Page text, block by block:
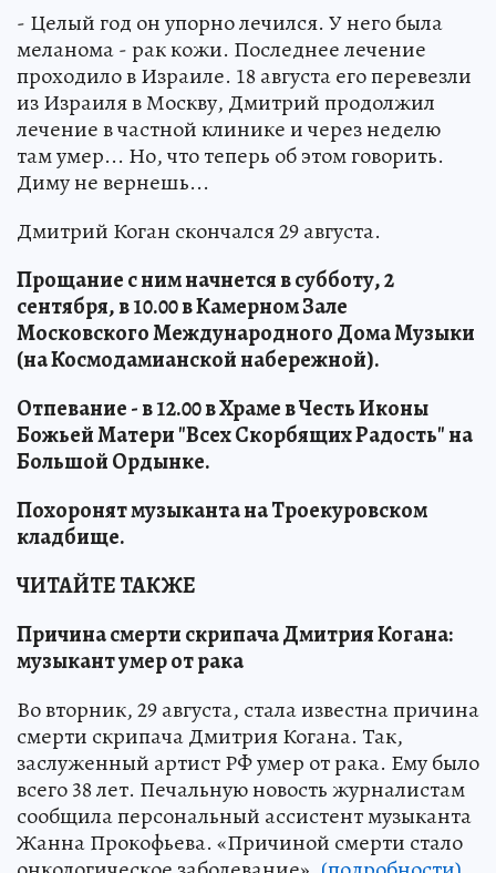
- Целый год он упорно лечился. У него была
меланома - рак кожи. Последнее лечение
проходило в Израиле. 18 августа его перевезли
из Израиля в Москву, Дмитрий продолжил
лечение в частной клинике и через неделю
там умер... Но, что теперь об этом говорить.
Диму не вернешь...
Дмитрий Коган скончался 29 августа.
Прощание с ним начнется в субботу, 2
сентября, в 10.00 в Камерном Зале
Московского Международного Дома Музыки
(на Космодамианской набережной).
Отпевание - в 12.00 в Храме в Честь Иконы
Божьей Матери "Всех Скорбящих Радость" на
Большой Ордынке.
Похоронят музыканта на Троекуровском
кладбище.
ЧИТАЙТЕ ТАКЖЕ
Причина смерти скрипача Дмитрия Когана:
музыкант умер от рака
Во вторник, 29 августа, стала известна причина
смерти скрипача Дмитрия Когана. Так,
заслуженный артист РФ умер от рака. Ему было
всего 38 лет. Печальную новость журналистам
сообщила персональный ассистент музыканта
Жанна Прокофьева. «Причиной смерти стало